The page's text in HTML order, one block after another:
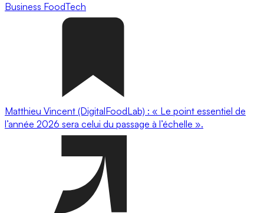
Business FoodTech
Matthieu Vincent (DigitalFoodLab) : « Le point essentiel de
l’année 2026 sera celui du passage à l’échelle ».